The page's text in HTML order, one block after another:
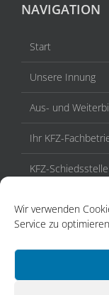
Wir verwenden
Service zu
NAVIGATION
Start
Unsere Innung
Aus- und
Ihr KFZ-
KFZ-Schiedsstelle
Aktuelles